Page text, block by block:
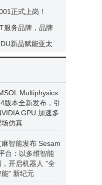
正式上岗！
服务品牌，品牌
新品赋能亚太
Multiphysics
版本全新发布，引
GPU 加速多
场仿真
麻智能发布 Sesam
台：以多维智能
，开启机器人 "全
能" 新纪元